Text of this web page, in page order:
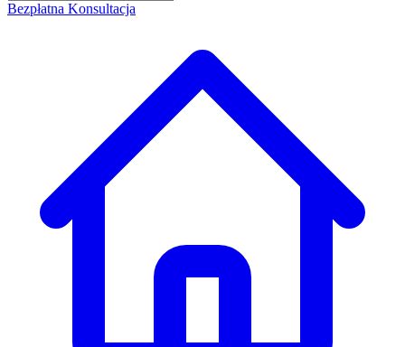
Bezpłatna Konsultacja